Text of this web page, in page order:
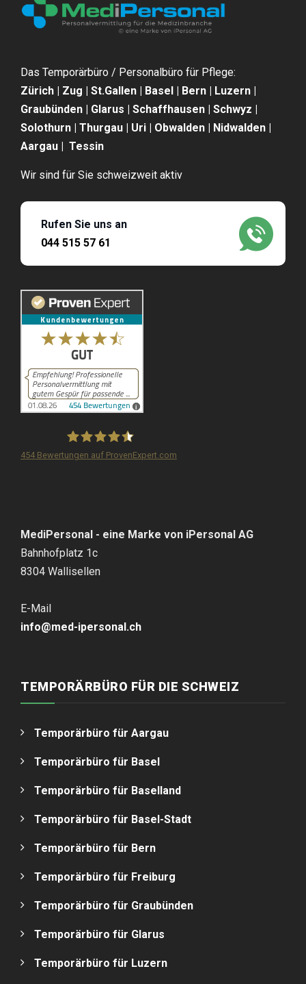
Das Temporärbüro / Personalbüro für Pflege:
Zürich | Zug | St.Gallen | Basel | Bern | Luzern |
Graubünden | Glarus | Schaffhausen | Schwyz |
Solothurn | Thurgau | Uri | Obwalden | Nidwalden |
Aargau | Tessin
Wir sind für Sie schweizweit aktiv
Rufen Sie uns an
044 515 57 61
454 Bewertungen auf ProvenExpert.com
MediPersonal - eine Marke von iPersonal AG
Bahnhofplatz 1c
8304 Wallisellen
E-Mail
info@med-ipersonal.ch
TEMPORÄRBÜRO FÜR DIE SCHWEIZ
Temporärbüro für Aargau
Temporärbüro für Basel
Temporärbüro für Baselland
Temporärbüro für Basel-Stadt
Temporärbüro für Bern
Temporärbüro für Freiburg
Temporärbüro für Graubünden
Temporärbüro für Glarus
Temporärbüro für Luzern